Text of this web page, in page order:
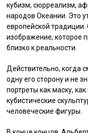
кубизм, сюрреализм,
народов Океании. Это
европейской традиции.
изображение, которое
близко к реальности.
Действительно, когда
одну его сторону и не
портреты как маску,
кубистические
человеческие фигуры.